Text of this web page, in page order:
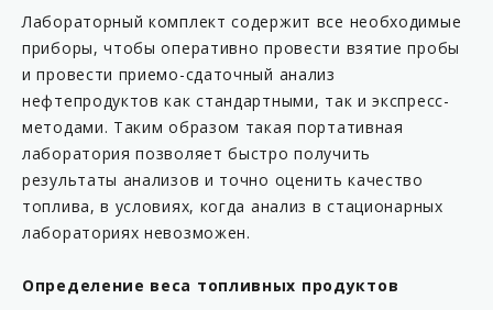
Лабораторный комплект содержит все необходимые
приборы, чтобы оперативно провести взятие пробы
и провести приемо-сдаточный анализ
нефтепродуктов как стандартными, так и экспресс-
методами. Таким образом такая портативная
лаборатория позволяет быстро получить
результаты анализов и точно оценить качество
топлива, в условиях, когда анализ в стационарных
лабораториях невозможен.
Определение веса топливных продуктов